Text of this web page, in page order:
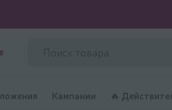
Кампании 🔥